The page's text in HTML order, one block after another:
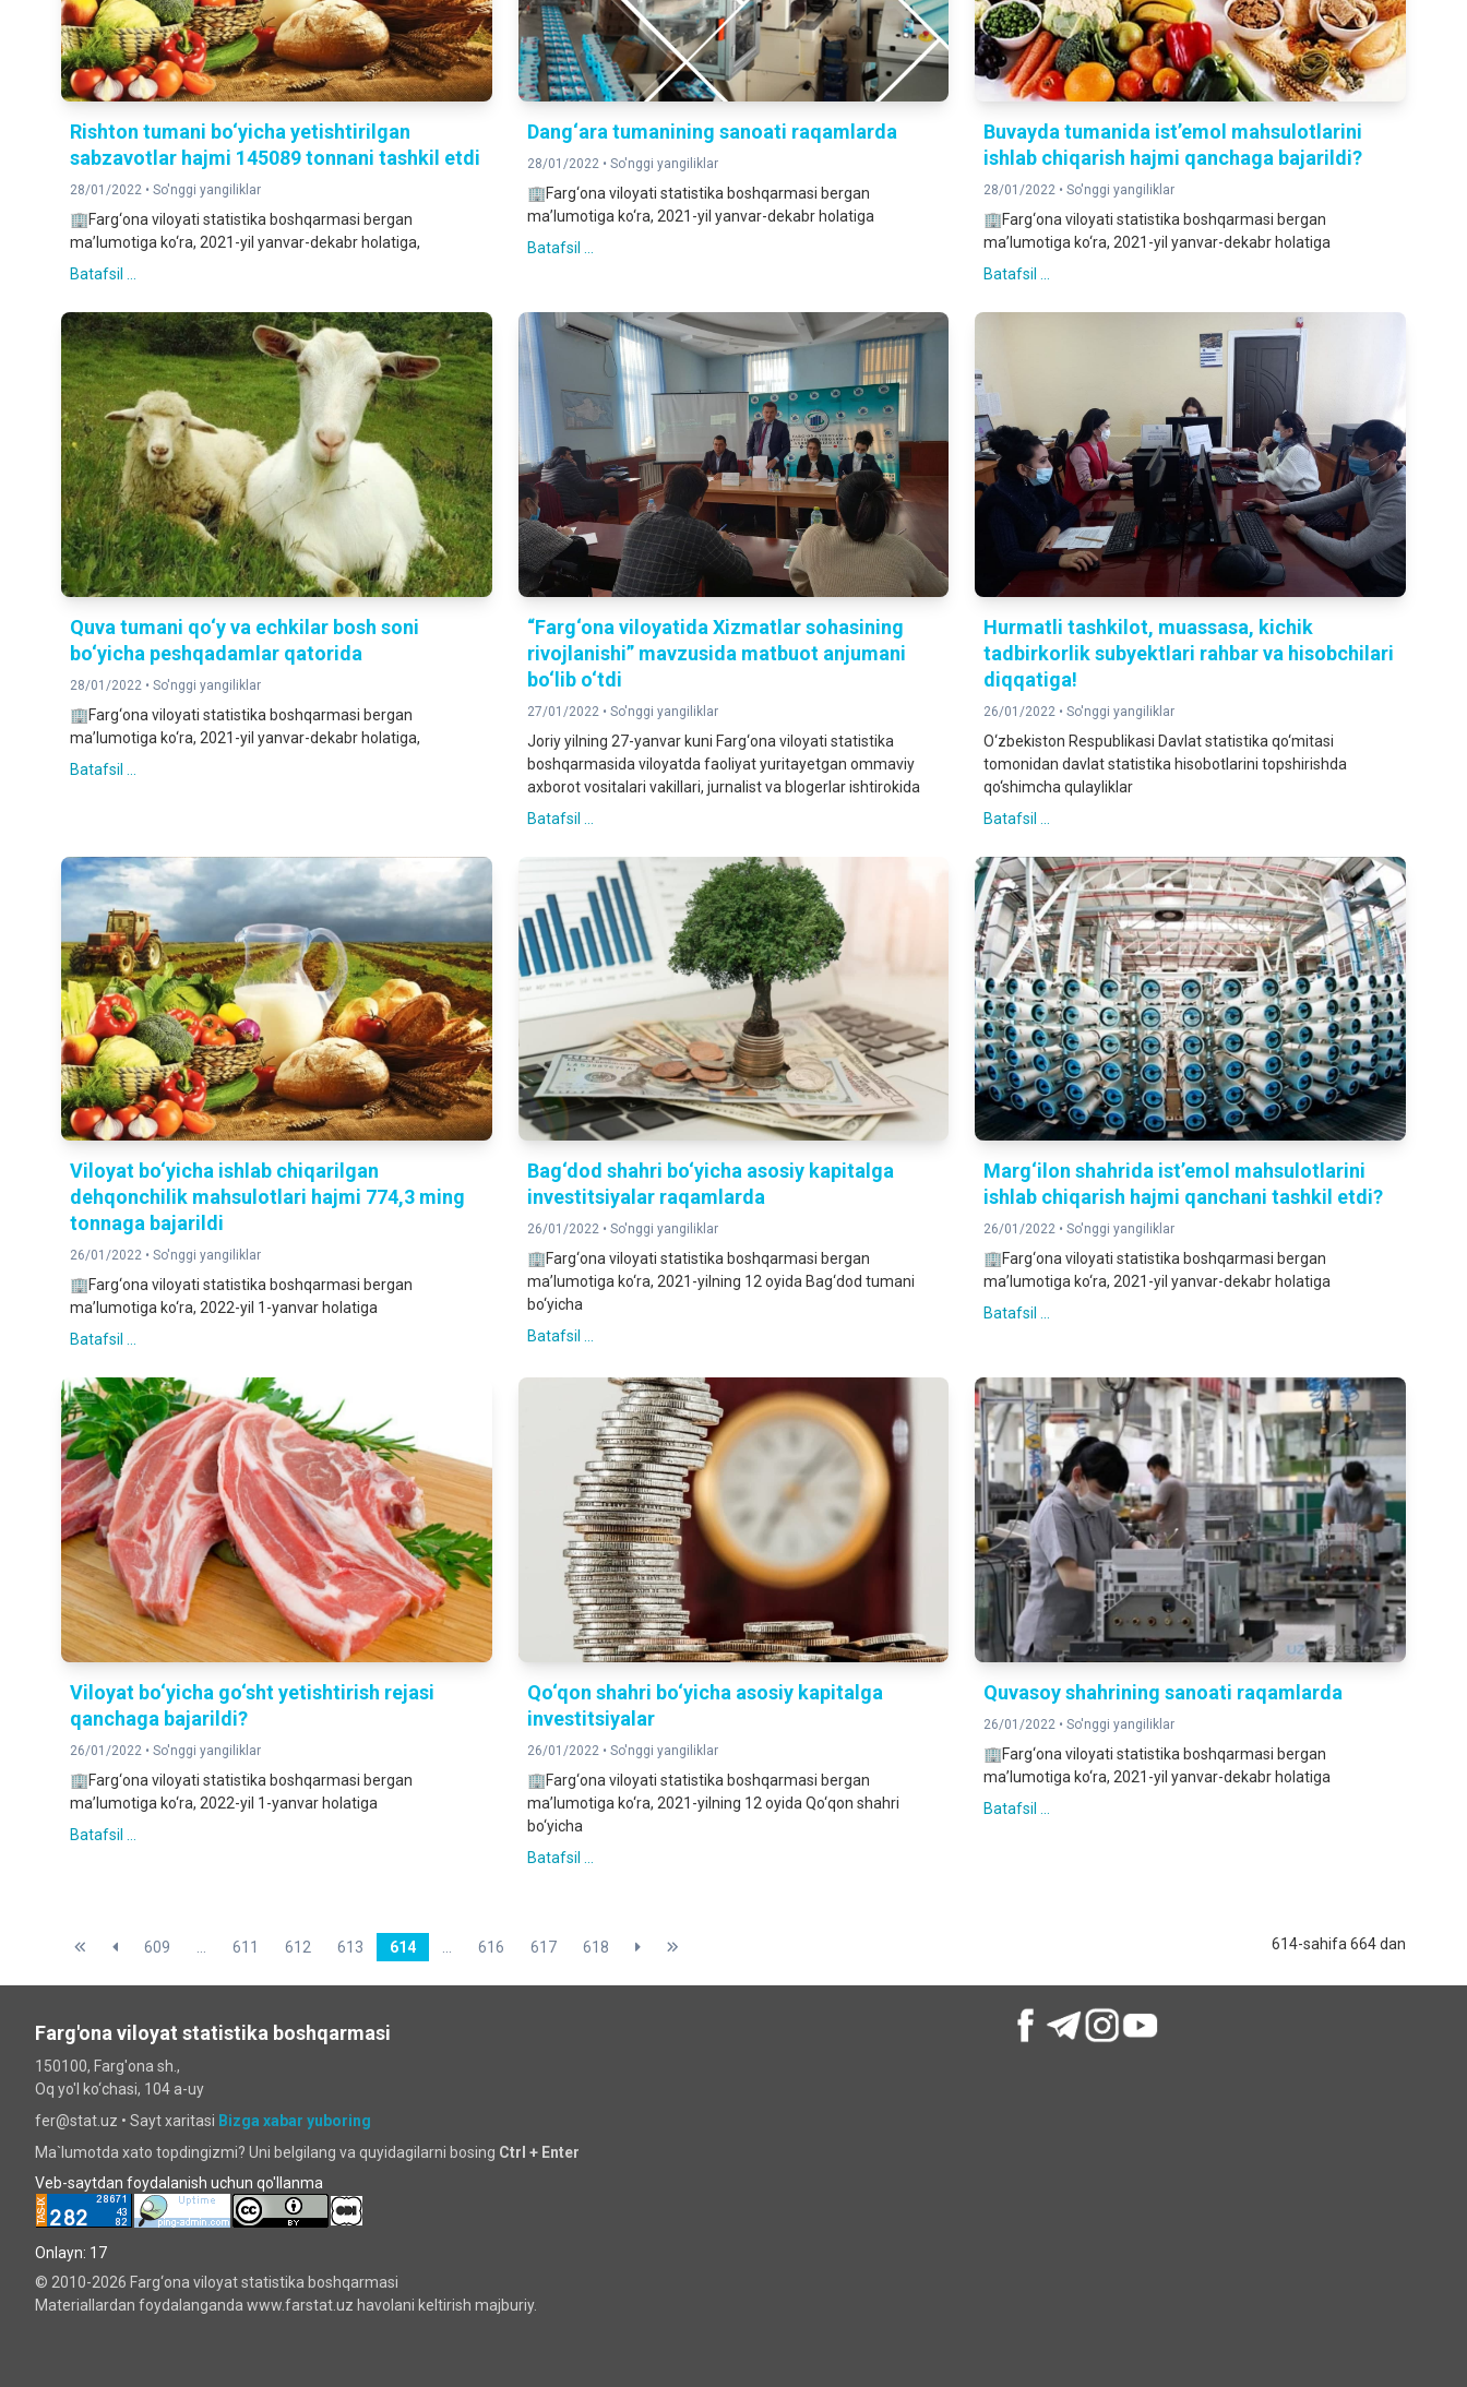
Rishton tumani bo‘yicha yetishtirilgan
sabzavotlar hajmi 145089 tonnani tashkil etdi
28/01/2022 • So'nggi yangiliklar
🏢Farg‘ona viloyati statistika boshqarmasi bergan
ma’lumotiga ko‘ra, 2021-yil yanvar-dekabr holatiga,
Batafsil ...
Dang‘ara tumanining sanoati raqamlarda
28/01/2022 • So'nggi yangiliklar
🏢Farg‘ona viloyati statistika boshqarmasi bergan
ma’lumotiga ko‘ra, 2021-yil yanvar-dekabr holatiga
Batafsil ...
Buvayda tumanida ist’emol mahsulotlarini
ishlab chiqarish hajmi qanchaga bajarildi?
28/01/2022 •So'nggi yangiliklar
🏢Farg‘ona viloyati statistika boshqarmasi bergan
ma’lumotiga ko‘ra, 2021-yil yanvar-dekabr holatiga
Batafsil ...
Quva tumani qo‘y va echkilar bosh soni
bo‘yicha peshqadamlar qatorida
28/01/2022 • So'nggi yangiliklar
🏢Farg‘ona viloyati statistika boshqarmasi bergan
ma’lumotiga ko‘ra, 2021-yil yanvar-dekabr holatiga,
Batafsil ...
“Farg‘ona viloyatida Xizmatlar sohasining
rivojlanishi” mavzusida matbuot anjumani
bo‘lib o‘tdi
27/01/2022 • So'nggi yangiliklar
Joriy yilning 27-yanvar kuni Farg‘ona viloyati statistika
boshqarmasida viloyatda faoliyat yuritayetgan ommaviy
axborot vositalari vakillari, jurnalist va blogerlar ishtirokida
Batafsil ...
Hurmatli tashkilot, muassasa, kichik
tadbirkorlik subyektlari rahbar va hisobchilari
diqqatiga!
26/01/2022 •So'nggi yangiliklar
O‘zbekiston Respublikasi Davlat statistika qo‘mitasi
tomonidan davlat statistika hisobotlarini topshirishda
qo‘shimcha qulayliklar
Batafsil ...
Viloyat bo‘yicha ishlab chiqarilgan
dehqonchilik mahsulotlari hajmi 774,3 ming
tonnaga bajarildi
26/01/2022 • So'nggi yangiliklar
🏢Farg‘ona viloyati statistika boshqarmasi bergan
ma’lumotiga ko‘ra, 2022-yil 1-yanvar holatiga
Batafsil ...
Bag‘dod shahri bo‘yicha asosiy kapitalga
investitsiyalar raqamlarda
26/01/2022 • So'nggi yangiliklar
🏢Farg‘ona viloyati statistika boshqarmasi bergan
ma’lumotiga ko‘ra, 2021-yilning 12 oyida Bag‘dod tumani
bo‘yicha
Batafsil ...
Marg‘ilon shahrida ist’emol mahsulotlarini
ishlab chiqarish hajmi qanchani tashkil etdi?
26/01/2022 •So'nggi yangiliklar
🏢Farg‘ona viloyati statistika boshqarmasi bergan
ma’lumotiga ko‘ra, 2021-yil yanvar-dekabr holatiga
Batafsil ...
Viloyat bo‘yicha go‘sht yetishtirish rejasi
qanchaga bajarildi?
26/01/2022 • So'nggi yangiliklar
🏢Farg‘ona viloyati statistika boshqarmasi bergan
ma’lumotiga ko‘ra, 2022-yil 1-yanvar holatiga
Batafsil ...
Qo‘qon shahri bo‘yicha asosiy kapitalga
investitsiyalar
26/01/2022 • So'nggi yangiliklar
🏢Farg‘ona viloyati statistika boshqarmasi bergan
ma’lumotiga ko‘ra, 2021-yilning 12 oyida Qo‘qon shahri
bo‘yicha
Batafsil ...
Quvasoy shahrining sanoati raqamlarda
26/01/2022 •So'nggi yangiliklar
🏢Farg‘ona viloyati statistika boshqarmasi bergan
ma’lumotiga ko‘ra, 2021-yil yanvar-dekabr holatiga
Batafsil ...
614-sahifa 664 dan
609 611 612 613 614 616 617 618
Farg'ona viloyat statistika boshqarmasi
150100, Farg'ona sh.,
Oq yo'l ko‘chаsi, 104 a-uy
fer@stat.uz • Sayt xaritasi Bizga xabar yuboring
Ma`lumotda xato topdingizmi? Uni belgilang va quyidagilarni bosing Ctrl + Enter
Veb-saytdan foydalanish uchun qo'llanma
Onlayn: 17
© 2010-2026 Farg‘ona viloyat statistika boshqarmasi
Materiallardan foydalanganda www.farstat.uz havolani keltirish majburiy.